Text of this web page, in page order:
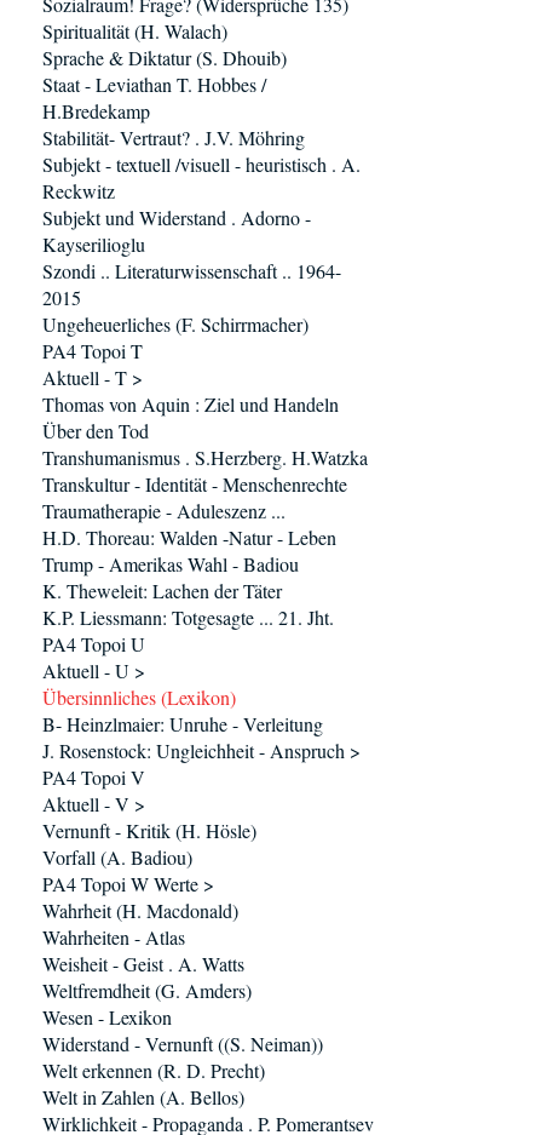
Spiritualität (H. Walach)
Sprache & Diktatur (S. Dhouib)
Staat - Leviathan T. Hobbes /
H.Bredekamp
Stabilität- Vertraut? . J.V. Möhring
Subjekt - textuell /visuell - heuristisch . A.
Reckwitz
Subjekt und Widerstand . Adorno -
Kayserilioglu
Szondi .. Literaturwissenschaft .. 1964-
2015
Ungeheuerliches (F. Schirrmacher)
PA4 Topoi T
Aktuell - T >
Thomas von Aquin : Ziel und Handeln
Über den Tod
Transhumanismus . S.Herzberg. H.Watzka
Transkultur - Identität - Menschenrechte
Traumatherapie - Aduleszenz ...
H.D. Thoreau: Walden -Natur - Leben
Trump - Amerikas Wahl - Badiou
K. Theweleit: Lachen der Täter
K.P. Liessmann: Totgesagte ... 21. Jht.
PA4 Topoi U
Aktuell - U >
Übersinnliches (Lexikon)
B- Heinzlmaier: Unruhe - Verleitung
J. Rosenstock: Ungleichheit - Anspruch >
PA4 Topoi V
Aktuell - V >
Vernunft - Kritik (H. Hösle)
Vorfall (A. Badiou)
PA4 Topoi W Werte >
Wahrheit (H. Macdonald)
Wahrheiten - Atlas
Weisheit - Geist . A. Watts
Weltfremdheit (G. Amders)
Wesen - Lexikon
Widerstand - Vernunft ((S. Neiman))
Welt erkennen (R. D. Precht)
Welt in Zahlen (A. Bellos)
Wirklichkeit - Propaganda . P. Pomerantsev